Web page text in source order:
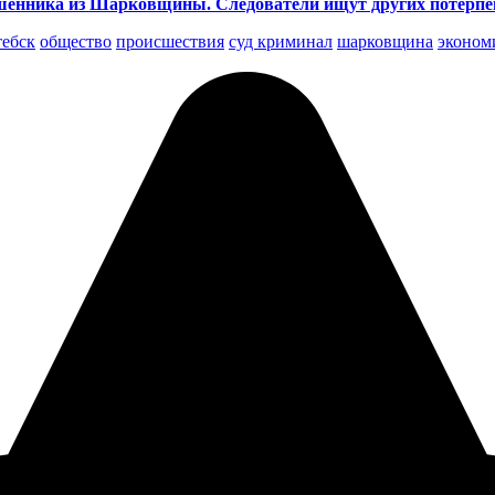
общество происшествия суд криминал шарковщина